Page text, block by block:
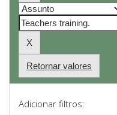
Retornar valores
Adicionar filtros: